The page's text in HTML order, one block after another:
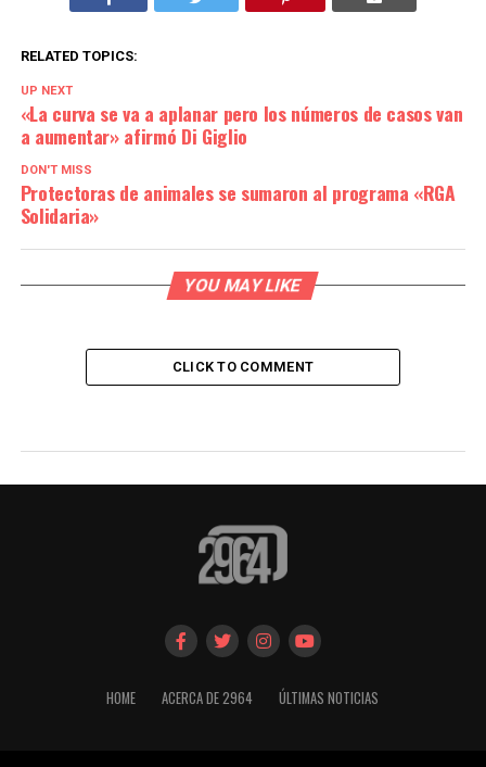
RELATED TOPICS:
UP NEXT
«La curva se va a aplanar pero los números de casos van
a aumentar» afirmó Di Giglio
DON'T MISS
Protectoras de animales se sumaron al programa «RGA
Solidaria»
YOU MAY LIKE
CLICK TO COMMENT
HOME ACERCA DE 2964 ÚLTIMAS NOTICIAS